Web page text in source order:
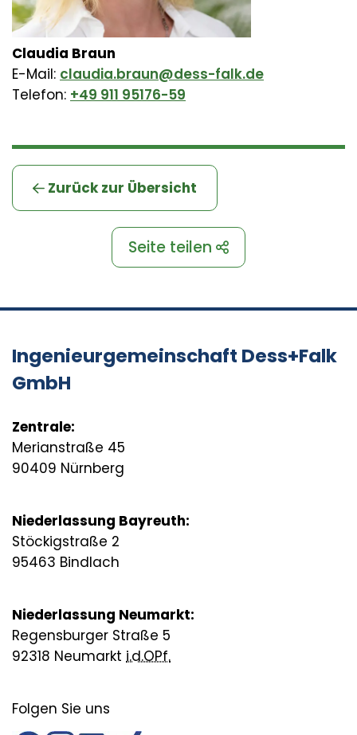
Claudia Braun
E-Mail: claudia.braun@dess-falk.de
Telefon: +49 911 95176-59
Zurück zur Übersicht
Seite teilen
Folgen Sie uns
Ingenieurgemeinschaft Dess+Falk
GmbH
Zentrale:
Merianstraße 45
90409 Nürnberg
Niederlassung Bayreuth:
Stöckigstraße 2
95463 Bindlach
Niederlassung Neumarkt:
Regensburger Straße 5
92318 Neumarkt i.d.OPf.